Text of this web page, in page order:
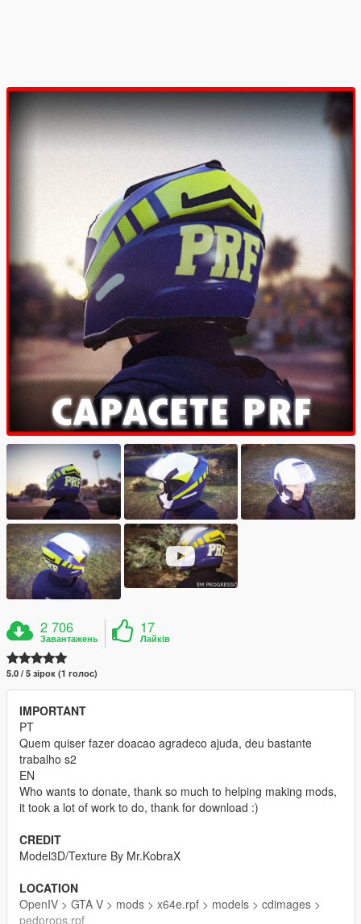
2 706
Завантажень
17
Лайків
5.0 / 5 зірок (1 голос)
IMPORTANT
PT
Quem quiser fazer doacao agradeco ajuda, deu bastante
trabalho s2
EN
Who wants to donate, thank so much to helping making mods,
it took a lot of work to do, thank for download :)
CREDIT
Model3D/Texture By Mr.KobraX
LOCATION
OpenIV > GTA V > mods > x64e.rpf > models > cdimages >
pedprops.rpf